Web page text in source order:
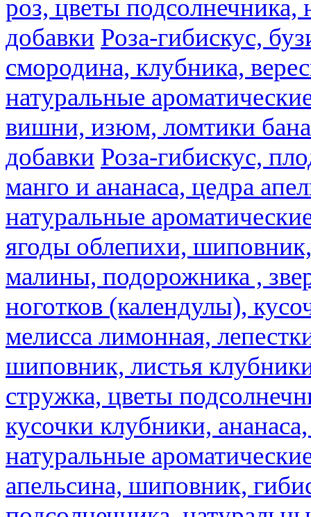
роз, цветы подсолнечника,
добавки Роза-гибискус,
смородина, клубника,
натуральные
вишни, изюм, ломтики
добавки Роза-гибискус,
манго и ананаса, цедра
натуральные
ягоды облепихи,
малины, подорожника ,
ноготков (календулы),
мелисса лимонная,
шиповник, листья
стружка, цветы
кусочки клубники,
натуральные
апельсина, шиповник,